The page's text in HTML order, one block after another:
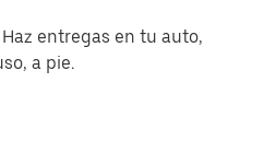
entregas en tu auto,
a pie.